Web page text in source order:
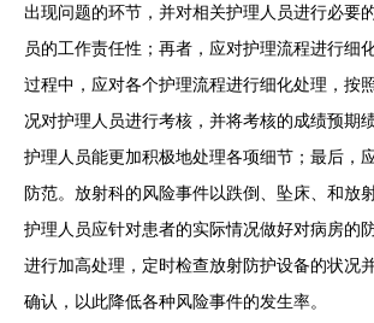
出现问题的环节，并对相关护理人员进行必要
员的工作责任性；再者，应对护理流程进行细
过程中，应对各个护理流程进行细化处理，按
况对护理人员进行考核，并将考核的成绩预期
护理人员能更加积极地处理各项细节；最后，
防范。放射科的风险事件以跌倒、坠床、和放
护理人员应针对患者的实际情况做好对病房的
进行加高处理，定时检查放射防护设备的状况
确认，以此降低各种风险事件的发生率。